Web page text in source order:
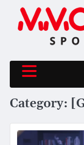
content
Category: